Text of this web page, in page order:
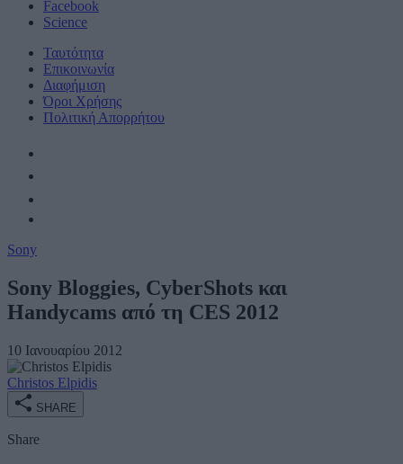
Facebook
Science
Ταυτότητα
Επικοινωνία
Διαφήμιση
Όροι Χρήσης
Πολιτική Απορρήτου
Sony
Sony Bloggies, CyberShots και
Handycams από τη CES 2012
10 Ιανουαρίου 2012
Christos Elpidis
SHARE
Share